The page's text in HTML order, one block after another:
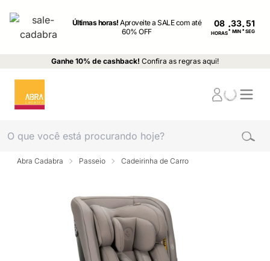
Últimas horas!Aproveite a SALE com até
60% OFF
08
HORAS: MIN : SEG
Ganhe 10% de cashback! Confira as regras aqui!
Abra Cadabra Passeio Cadeirinha de Carro